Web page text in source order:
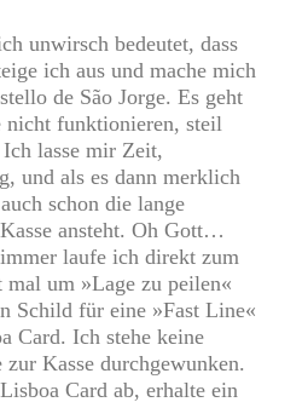
unwirsch bedeutet, dass
ich aus und mache mich
de São Jorge. Es geht
nicht funktionieren, steil
lasse mir Zeit,
und als es dann merklich
schon die lange
ansteht. Oh Gott…
laufe ich direkt zum
mal um »Lage zu peilen«
Schild für eine »Fast Line«
Card. Ich stehe keine
Kasse durchgewunken.
Card ab, erhalte ein